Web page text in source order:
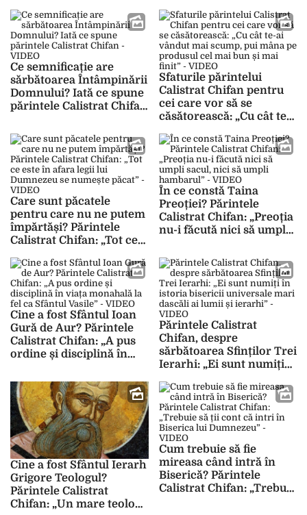
Ce semnificație are
sărbătoarea Întâmpinării
Domnului? Iată ce spune
părintele Calistrat Chifan
Sfaturile părintelui
Calistrat Chifan pentru
cei care vor să se
căsătorească: „Cu cât te-
mâna pe produsul cel
mai bun și mai finit” –
VIDEO
Care sunt păcatele
pentru care nu ne putem
împărtăși? Părintele
Calistrat Chifan: „Tot ce
Dumnezeu se numește
păcat” – VIDEO
În ce constă Taina
Preoției? Părintele
Calistrat Chifan: „Preoția
nu-i făcută nici să umpli
hambarul” – VIDEO
Cine a fost Sfântul Ioan
Gură de Aur? Părintele
Calistrat Chifan: „A pus
ordine și disciplină în
Sfântul Vasile” – VIDEO
Părintele Calistrat
Chifan, despre
sărbătoarea Sfinților Trei
Ierarhi: „Ei sunt numiți
universale mari dascăli
ai lumii și ierarhi” –
VIDEO
Cine a fost Sfântul Ierarh
Grigore Teologul?
Părintele Calistrat
Chifan: „Un mare teolog
Cum trebuie să fie
mireasa când intră în
Biserică? Părintele
Calistrat Chifan: „Trebuie